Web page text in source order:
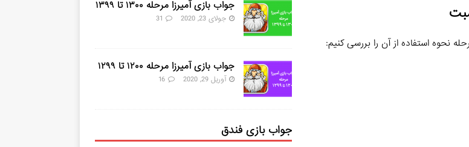
نحوه استفاده از آن را بررسی کنیم:
جواب بازی آمیرزا مرحله ۱۳۰۰ تا ۱۳۹۹
جولای 23, 2020 31
جواب بازی آمیرزا مرحله ۱۲۰۰ تا ۱۲۹۹
آوریل 29, 2020 16
جواب بازی فندق